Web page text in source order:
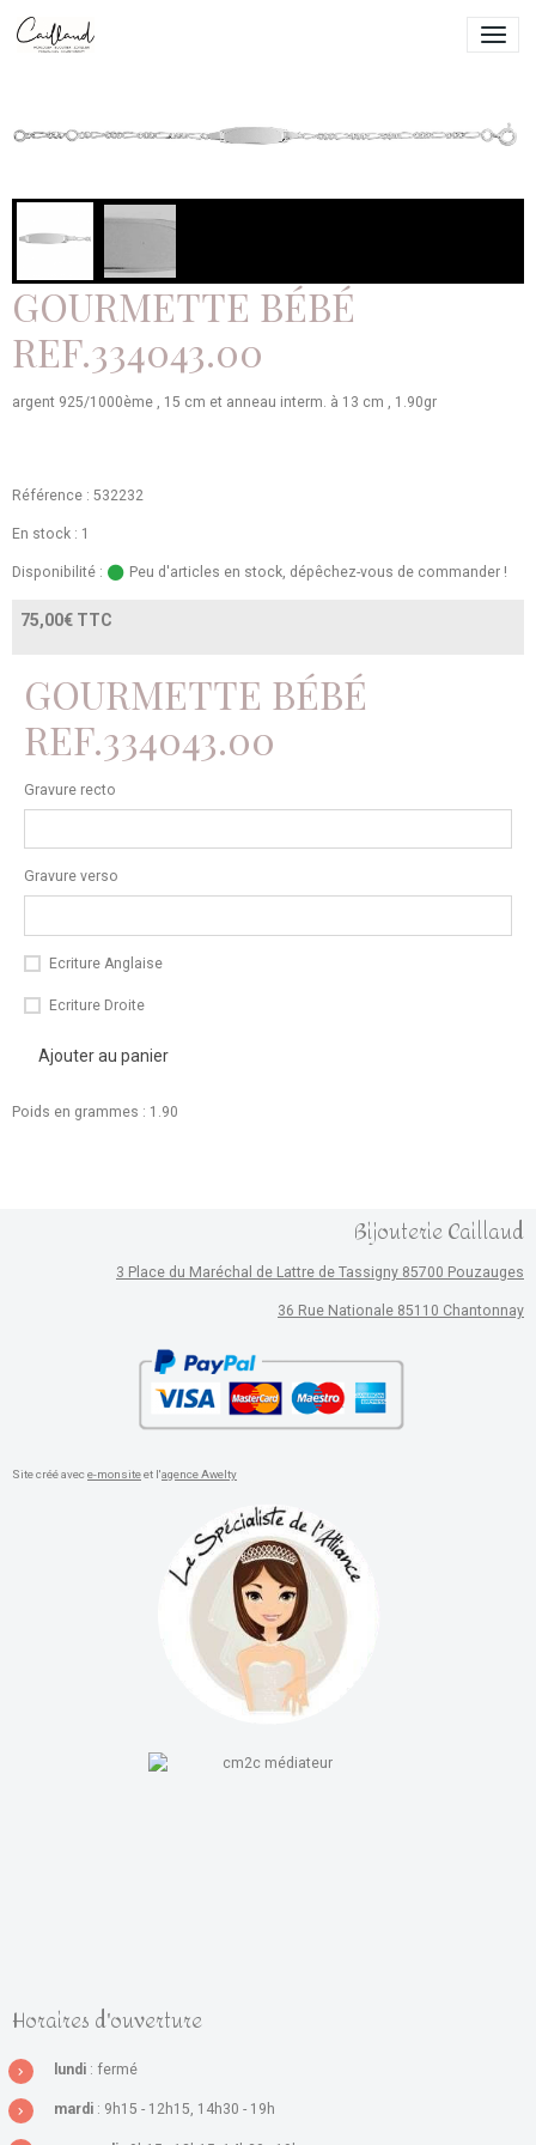
GOURMETTE BÉBÉ
REF.334043.00
argent 925/1000ème , 15 cm et anneau interm. à 13 cm , 1.90gr
Référence : 532232
En stock : 1
Disponibilité : Peu d'articles en stock, dépêchez-vous de commander !
75,00€ TTC
GOURMETTE BÉBÉ
REF.334043.00
Gravure recto
Gravure verso
Ecriture Anglaise
Ecriture Droite
Ajouter au panier
Poids en grammes : 1.90
Bijouterie Caillaud
3 Place du Maréchal de Lattre de Tassigny 85700 Pouzauges
36 Rue Nationale 85110 Chantonnay
Site créé avece-monsiteet l'agence Awelty
Horaires d'ouverture
lundi : fermé
mardi : 9h15 - 12h15, 14h30 - 19h